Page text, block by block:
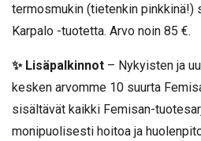
termosmukin (tietenkin pinkkinä!)
Karpalo -tuotetta. Arvo noin 85 €.
✨ Lisäpalkinnot – Nykyisten ja
kesken arvomme 10 suurta
sisältävät kaikki Femisan-
monipuolisesti hoitoa ja